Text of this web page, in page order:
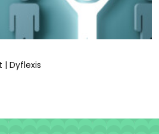
Dyflexis